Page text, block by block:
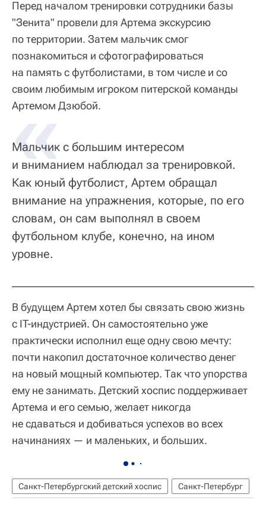
Перед началом тренировки сотрудники базы
"Зенита" провели для Артема экскурсию
по территории. Затем мальчик смог
познакомиться и сфотографироваться
на память с футболистами, в том числе и со
своим любимым игроком питерской команды
Артемом Дзюбой.
Мальчик с большим интересом
и вниманием наблюдал за тренировкой.
Как юный футболист, Артем обращал
внимание на упражнения, которые, по его
словам, он сам выполнял в своем
футбольном клубе, конечно, на ином
уровне.
В будущем Артем хотел бы связать свою жизнь
с IT-индустрией. Он самостоятельно уже
практически исполнил еще одну свою мечту:
почти накопил достаточное количество денег
на новый мощный компьютер. Так что упорства
ему не занимать. Детский хоспис поддерживает
Артема и его семью, желает никогда
не сдаваться и добиваться успехов во всех
начинаниях — и маленьких, и больших.
Санкт-Петербургский детский хоспис Санкт-Петербург